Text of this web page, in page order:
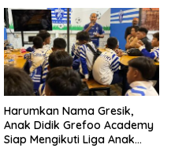
Harumkan Nama Gresik,
Anak Didik Grefoo Academy
Siap Mengikuti Liga Anak